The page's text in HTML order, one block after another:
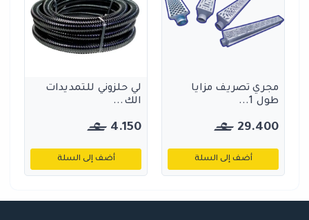
مجري تصريف مزايا
طول 1...
29.400
أضف إلى السلة
لي حلزوني للتمديدات
الك...
4.150
أضف إلى السلة